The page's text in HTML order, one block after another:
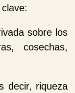
sobre los
cosechas,
decir, riqueza